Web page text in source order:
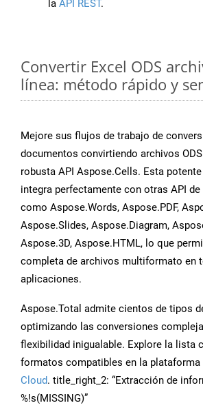
la API REST.
Convertir Excel ODS
línea: método rápido y
Mejore sus flujos de trabajo de
documentos convirtiendo archivos
robusta API Aspose.Cells. Esta
integra perfectamente con otras API
como Aspose.Words, Aspose.PDF,
Aspose.Slides, Aspose.Diagram,
Aspose.3D, Aspose.HTML, lo que
completa de archivos multiformato en
aplicaciones.
Aspose.Total admite cientos de tipos
optimizando las conversiones
flexibilidad inigualable. Explore la lista
formatos compatibles en la plataforma
Cloud. title_right_2: “Extracción de
%!s(MISSING)”